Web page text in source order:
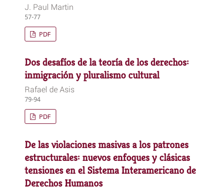
J. Paul Martin
57-77
PDF
Dos desafíos de la teoría de los derechos:
inmigración y pluralismo cultural
Rafael de Asis
79-94
PDF
De las violaciones masivas a los patrones
estructurales: nuevos enfoques y clásicas
tensiones en el Sistema Interamericano de
Derechos Humanos